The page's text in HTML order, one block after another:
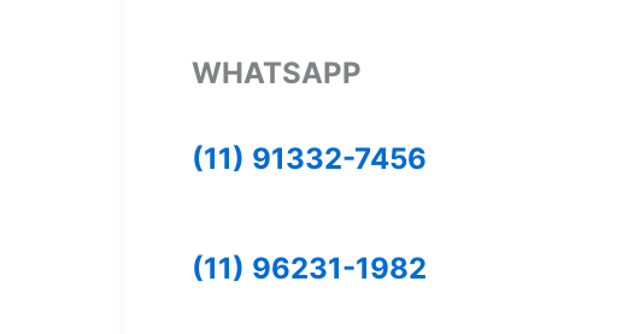
WHATSAPP
(11) 91332-7456
(11) 96231-1982